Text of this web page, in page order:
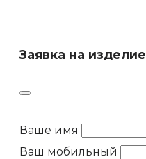
Заявка на изделие
Ваше имя
Ваш мобильный